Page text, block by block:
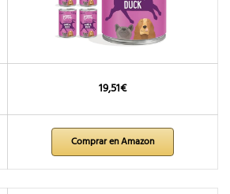
19,51€
Comprar en Amazon